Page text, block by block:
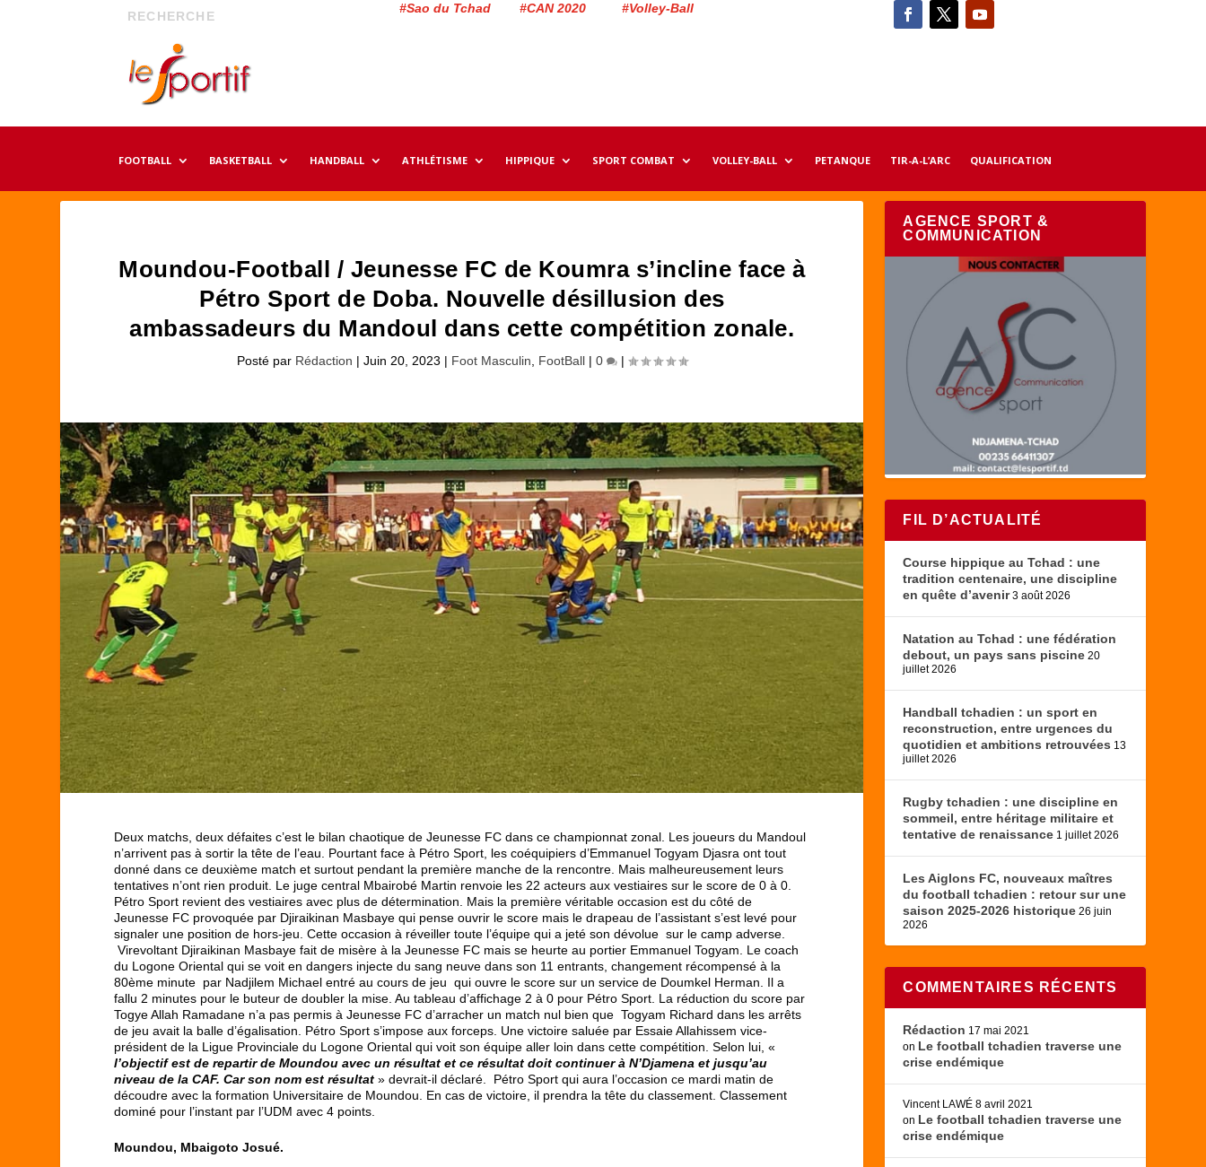
#Sao du Tchad #CAN 2020 #Volley-Ball
FOOTBALL BASKETBALL HANDBALL ATHLÉTISME HIPPIQUE SPORT COMBAT VOLLEY-BALL PETANQUE TIR-A-L’ARC QUALIFICATION
Moundou-Football / Jeunesse FC de Koumra s’incline face à
Pétro Sport de Doba. Nouvelle désillusion des
ambassadeurs du Mandoul dans cette compétition zonale.
Posté par Rédaction | Juin 20, 2023 | Foot Masculin FootBall| 0 |
Deux matchs, deux défaites c’est le bilan chaotique de Jeunesse FC dans ce championnat zonal. Les joueurs du Mandoul
n’arrivent pas à sortir la tête de l’eau. Pourtant face à Pétro Sport, les coéquipiers d’Emmanuel Togyam Djasra ont tout
donné dans ce deuxième match et surtout pendant la première manche de la rencontre. Mais malheureusement leurs
tentatives n’ont rien produit. Le juge central Mbairobé Martin renvoie les 22 acteurs aux vestiaires sur le score de 0 à 0.
Pétro Sport revient des vestiaires avec plus de détermination. Mais la première véritable occasion est du côté de
Jeunesse FC provoquée par Djiraikinan Masbaye qui pense ouvrir le score mais le drapeau de l’assistant s’est levé pour
signaler une position de hors-jeu. Cette occasion à réveiller toute l’équipe qui a jeté son dévolue sur le camp adverse.
Virevoltant Djiraikinan Masbaye fait de misère à la Jeunesse FC mais se heurte au portier Emmanuel Togyam. Le coach
du Logone Oriental qui se voit en dangers injecte du sang neuve dans son 11 entrants, changement récompensé à la
80ème minute par Nadjilem Michael entré au cours de jeu qui ouvre le score sur un service de Doumkel Herman. Il a
fallu 2 minutes pour le buteur de doubler la mise. Au tableau d’affichage 2 à 0 pour Pétro Sport. La réduction du score par
Togye Allah Ramadane n’a pas permis à Jeunesse FC d’arracher un match nul bien que Togyam Richard dans les arrêts
de jeu avait la balle d’égalisation. Pétro Sport s’impose aux forceps. Une victoire saluée par Essaie Allahissem vice-
président de la Ligue Provinciale du Logone Oriental qui voit son équipe aller loin dans cette compétition. Selon lui, «
l’objectif est de repartir de Moundou avec un résultat et ce résultat doit continuer à N’Djamena et jusqu’au
niveau de la CAF. Car son nom est résultat » devrait-il déclaré. Pétro Sport qui aura l’occasion ce mardi matin de
découdre avec la formation Universitaire de Moundou. En cas de victoire, il prendra la tête du classement. Classement
dominé pour l’instant par l’UDM avec 4 points.
Moundou, Mbaigoto Josué.
AGENCE SPORT &
COMMUNICATION
FIL D’ACTUALITÉ
Course hippique au Tchad : une
tradition centenaire, une discipline
en quête d’avenir 3 août 2026
Natation au Tchad : une fédération
debout, un pays sans piscine 20
juillet 2026
Handball tchadien : un sport en
reconstruction, entre urgences du
quotidien et ambitions retrouvées 13
juillet 2026
Rugby tchadien : une discipline en
sommeil, entre héritage militaire et
tentative de renaissance 1 juillet 2026
Les Aiglons FC, nouveaux maîtres
du football tchadien : retour sur une
saison 2025-2026 historique 26 juin
2026
COMMENTAIRES RÉCENTS
Rédaction 17 mai 2021
on Le football tchadien traverse une
crise endémique
Vincent LAWÉ 8 avril 2021
on Le football tchadien traverse une
crise endémique